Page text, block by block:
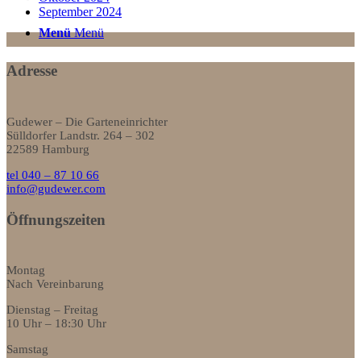
Menü Menü
September 2024
Adresse
Gudewer – Die Garteneinrichter
Sülldorfer Landstr. 264 – 302
22589 Hamburg
tel 040 – 87 10 66
info@gudewer.com
Öffnungszeiten
Montag
Nach Vereinbarung
Dienstag – Freitag
10 Uhr – 18:30 Uhr
Samstag